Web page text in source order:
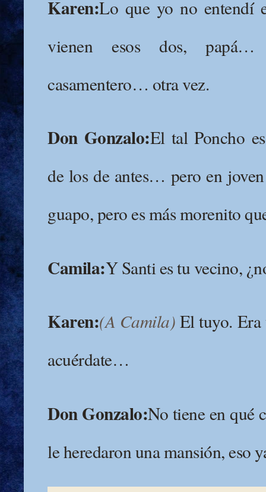
Karen:Lo que yo no entendí
vienen esos dos,
casamentero… otra vez.
Don Gonzalo:El tal Poncho
de los de antes… pero en
guapo, pero es más morenito
Camila:Y Santi es tu vecino,
Karen:(A Camila) El tuyo.
acuérdate…
Don Gonzalo:No tiene en qué
le heredaron una mansión, eso